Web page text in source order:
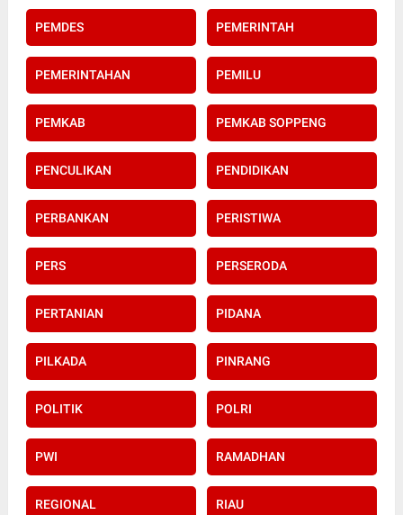
PEMDES PEMERINTAH
PEMERINTAHAN PEMILU
PEMKAB PEMKAB SOPPENG
PENCULIKAN PENDIDIKAN
PERBANKAN PERISTIWA
PERS PERSERODA
PERTANIAN PIDANA
PILKADA PINRANG
POLITIK POLRI
PWI RAMADHAN
REGIONAL RIAU